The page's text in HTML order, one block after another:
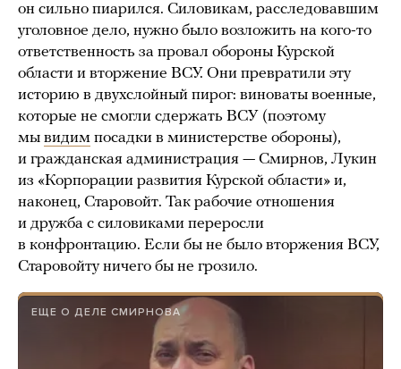
он сильно пиарился. Силовикам, расследовавшим
уголовное дело, нужно было возложить на кого-то
ответственность за провал обороны Курской
области и вторжение ВСУ. Они превратили эту
историю в двухслойный пирог: виноваты военные,
которые не смогли сдержать ВСУ (поэтому
мы видим посадки в министерстве обороны),
и гражданская администрация — Смирнов, Лукин
из «Корпорации развития Курской области» и,
наконец, Старовойт. Так рабочие отношения
и дружба с силовиками переросли
в конфронтацию. Если бы не было вторжения ВСУ,
Старовойту ничего бы не грозило.
ЕЩЕ О ДЕЛЕ СМИРНОВА